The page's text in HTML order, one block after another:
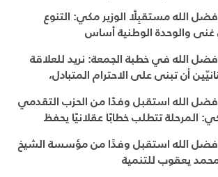
فضل الله مستقبِلًا الوزير مكي: التنوع
غنى والوحدة الوطنية أساس
العلامة فضل الله في خطبة الجمعة: نريد للعلاقة
أن تبنى على الاحترام المتبادل،
فضل الله استقبل وفدًا من الحزب التقدمي
المرحلة تتطلب خطابًا عقلانيًا يحفظ
فضل الله استقبل وفدًا من مؤسسة الشيخ
محمد يعقوب للتنمية